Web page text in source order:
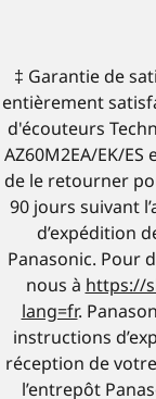
‡ Garantie de
entièrement
d'écouteurs
AZ60M2EA/EK/
de le retourner
90 jours suivant
d’expédition
Panasonic. Pour
nous à https://
lang=fr.
instructions
réception de
l’entrepôt